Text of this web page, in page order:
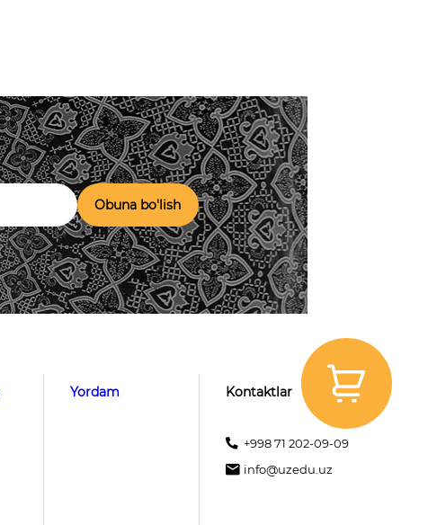
Obuna bo'lish
Yordam Kontaktlar
+998 71 202-09-09
info@uzedu.uz